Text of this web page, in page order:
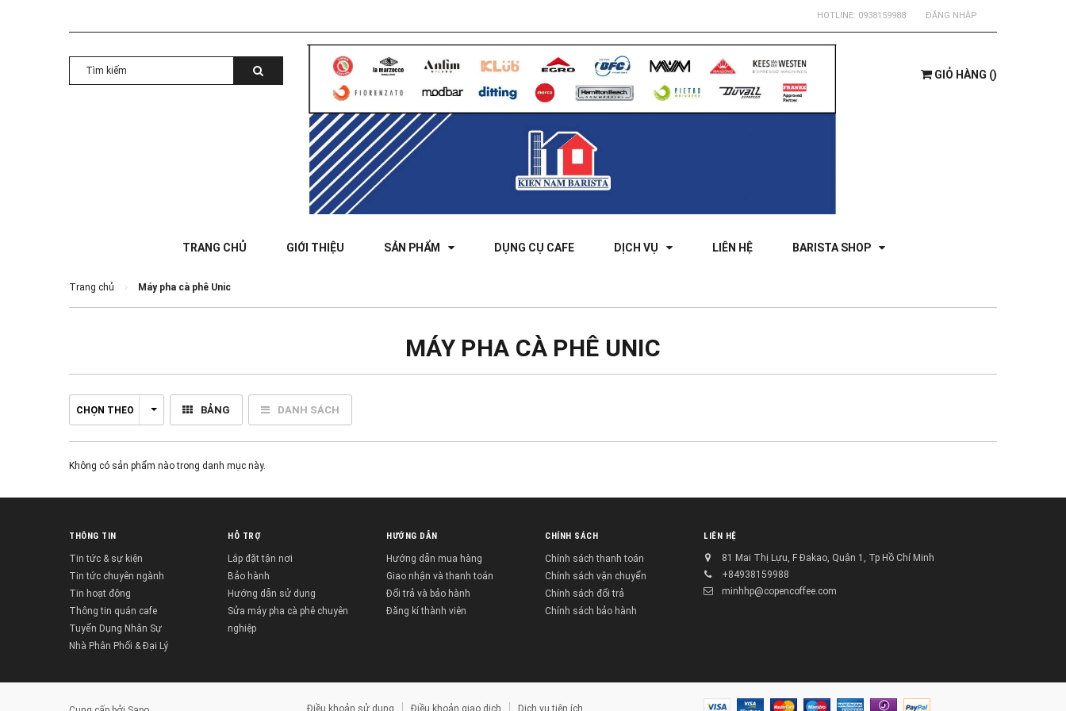
HOTLINE: 0938159988 ĐĂNG NHẬP
GIỎ HÀNG ()
TRANG CHỦ GIỚI THIỆU SẢN PHẨM DỤNG CỤ CAFE DỊCH VỤ LIÊN HỆ BARISTA SHOP
Trang chủ Máy pha cà phê Unic
MÁY PHA CÀ PHÊ UNIC
CHỌN THEO BẢNG DANH SÁCH
Không có sản phẩm nào trong danh mục này.
THÔNG TIN
Tin tức & sự kiện
Tin tức chuyên ngành
Tin hoạt động
Thông tin quán cafe
Tuyển Dụng Nhân Sự
Nhà Phân Phối & Đại Lý
HỖ TRỢ
Lắp đặt tận nơi
Bảo hành
Hướng dẫn sử dụng
Sửa máy pha cà phê chuyên
nghiệp
HƯỚNG DẪN
Hướng dẫn mua hàng
Giao nhận và thanh toán
Đổi trả và bảo hành
Đăng kí thành viên
CHÍNH SÁCH
Chính sách thanh toán
Chính sách vận chuyển
Chính sách đổi trả
Chính sách bảo hành
LIÊN HỆ
81 Mai Thị Lựu, F Đakao, Quận 1, Tp Hồ Chí Minh
+84938159988
minhhp@copencoffee.com